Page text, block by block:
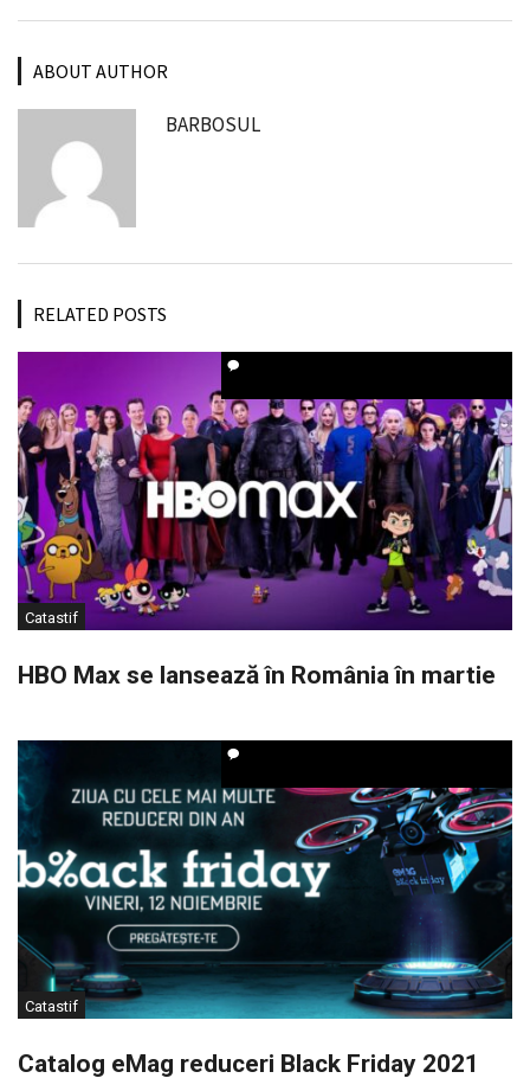
ABOUT AUTHOR
BARBOSUL
RELATED POSTS
Catastif
HBO Max se lansează în România în martie
Catastif
Catalog eMag reduceri Black Friday 2021